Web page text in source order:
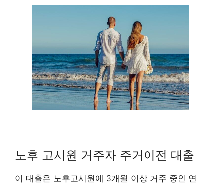
노후 고시원 거주자 주거이전 대출
이 대출은 노후고시원에 3개월 이상 거주 중인 연